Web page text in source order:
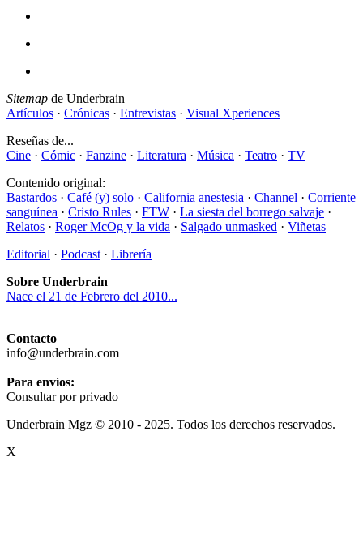
Sitemap de Underbrain
Artículos · Crónicas · Entrevistas · Visual Xperiences
Reseñas de...
Cine · Cómic · Fanzine · Literatura · Música · Teatro · TV
Contenido original:
Bastardos · Café (y) solo · California anestesia · Channel · Corriente
sanguínea · Cristo Rules · FTW · La siesta del borrego salvaje ·
Relatos · Roger McOg y la vida · Salgado unmasked · Viñetas
Editorial · Podcast · Librería
Sobre Underbrain
Nace el 21 de Febrero del 2010...
Contacto
info@underbrain.com
Para envíos:
Consultar por privado
Underbrain Mgz © 2010 - 2025. Todos los derechos reservados.
X